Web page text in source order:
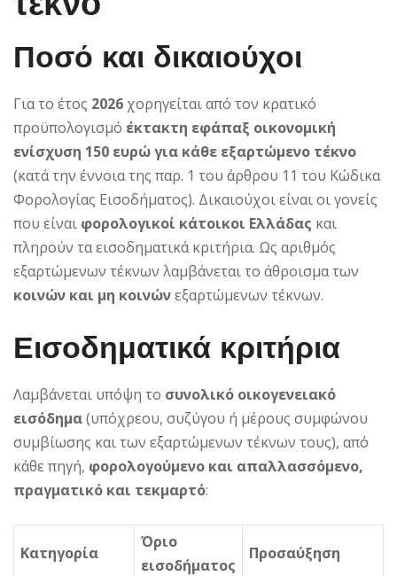
Ποσό και δικαιούχοι
Για το έτος 2026 χορηγείται από τον κρατικό
προϋπολογισμό έκτακτη εφάπαξ οικονομική
ενίσχυση 150 ευρώ για κάθε εξαρτώμενο τέκνο
(κατά την έννοια της παρ. 1 του άρθρου 11 του Κώδικα
Φορολογίας Εισοδήματος). Δικαιούχοι είναι οι γονείς
που είναι φορολογικοί κάτοικοι Ελλάδας και
πληρούν τα εισοδηματικά κριτήρια. Ως αριθμός
εξαρτώμενων τέκνων λαμβάνεται το άθροισμα των
κοινών και μη κοινώνεξαρτώμενων τέκνων.
Εισοδηματικά κριτήρια
Λαμβάνεται υπόψη το συνολικό οικογενειακό
εισόδημα(υπόχρεου, συζύγου ή μέρους συμφώνου
συμβίωσης και των εξαρτώμενων τέκνων τους), από
κάθε πηγή, φορολογούμενο και απαλλασσόμενο,
πραγματικό και τεκμαρτό:
Κατηγορία
Όριο
εισοδήματος
Προσαύξηση